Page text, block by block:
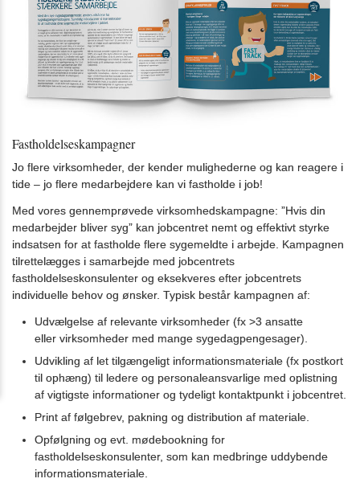
3.7:
Kampagner
3.8:
Mødebooking
3.9:
Stærkere
konsulenter
(seminar)
Virksomhedsbesøg
3.11:
Virksomhedsmappen
for
jobcentret
Borgerindsatsen
3.15:
Indsats
mod
sygefravær
3.16:
Jobsøgning
3.17:
Ret-
og-
3.18:
4.0:
Kompetencer
4.1:
Analyse
&
strategi
&
4.3:
Fastholdelseskampagner
Jo flere virksomheder, der kender mulighederne og kan reagere i
tide – jo flere medarbejdere kan vi fastholde i job!
Med vores gennemprøvede virksomhedskampagne: ”Hvis din
medarbejder bliver syg” kan jobcentret nemt og effektivt styrke
indsatsen for at fastholde flere sygemeldte i arbejde. Kampagnen
tilrettelægges i samarbejde med jobcentrets
fastholdelseskonsulenter og eksekveres efter jobcentrets
individuelle behov og ønsker. Typisk består kampagnen af:
Udvælgelse af relevante virksomheder (fx >3 ansatte
eller virksomheder med mange sygedagpengesager).
Udvikling af let tilgængeligt informationsmateriale (fx postkort
til ophæng) til ledere og personaleansvarlige med oplistning
af vigtigste informationer og tydeligt kontaktpunkt i jobcentret.
Print af følgebrev, pakning og distribution af materiale.
Opfølgning og evt. mødebookning for
fastholdelseskonsulenter, som kan medbringe uddybende
informationsmateriale.